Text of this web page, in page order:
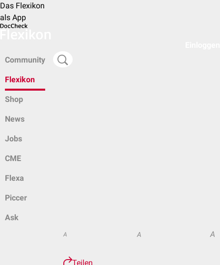
Das Flexikon
als App
Community
Flexikon
Shop
News
Jobs
CME
Flexa
Piccer
Ask
A A A
Teilen